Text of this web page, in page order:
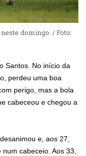
domingo. / Foto:
Santos. No início da
perdeu uma boa
perigo, mas a bola
cabeceou e chegou a
e, aos 27,
cabeceio. Aos 33,